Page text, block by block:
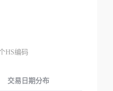
HS编码
交易日期分布